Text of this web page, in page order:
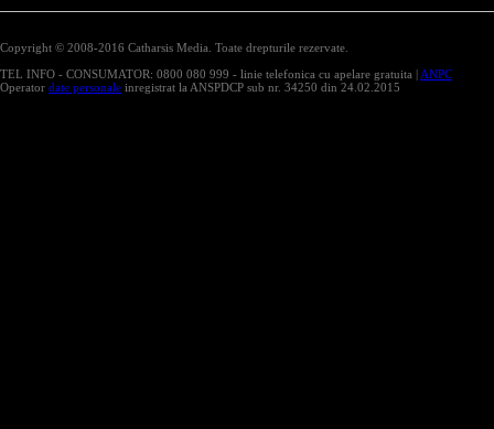
Copyright © 2008-2016 Catharsis Media. Toate drepturile rezervate.
TEL INFO - CONSUMATOR: 0800 080 999 - linie telefonica cu apelare gratuita | ANPC
Operator date personale inregistrat la ANSPDCP sub nr. 34250 din 24.02.2015